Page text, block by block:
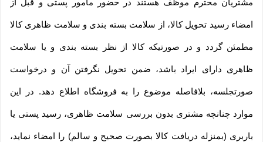
مشتریان محترم موظف هستند در حضور مامور پستی و قبل از
امضاء رسید تحویل کالا، از سلامت بسته بندی و سلامت ظاهری کالا
مطمئن گردد و در صورتیکه کالا از نظر بسته بندی و یا سلامت
ظاهری دارای ایراد باشد، ضمن تحویل نگرفتن آن و درخواست
صورتجلسه، بلافاصله موضوع را به فروشگاه اطلاع دهد. در این
موارد چنانچه مشتری بدون بررسی سلامت ظاهری، رسید پستی یا
باربری (بمنزله دریافت کالا بصورت صحیح و سالم) را امضاء نماید،